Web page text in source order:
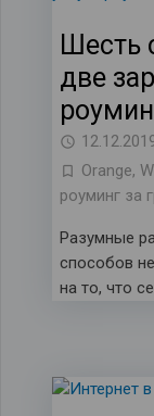
Шесть
две
Orange,
роуминг за
Разумные
способов
на то, что